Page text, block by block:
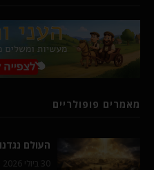
מאמרים פופולריים
העולם
30 ביולי 2026